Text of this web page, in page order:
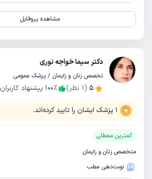
مشاهده پروفایل
دکتر سیما خواجه نوری
تخصص زنان و زایمان / پزشک عمومی
5
(
1 نظر) 100٪ پیشنهاد کاربران
1 پزشک ایشان را تایید کرده‌اند.
کمترین معطلی
متخصص زنان و زایمان
نوبت‌دهی مطب